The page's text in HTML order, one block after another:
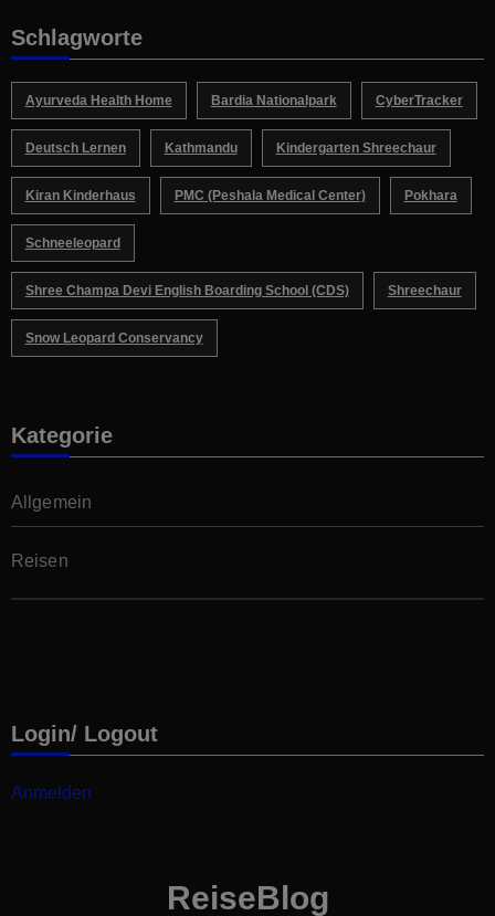
Schlagworte
Ayurveda Health Home Bardia Nationalpark CyberTracker
Deutsch Lernen Kathmandu Kindergarten Shreechaur
Kiran Kinderhaus PMC (Peshala Medical Center) Pokhara
Schneeleopard
Shree Champa Devi English Boarding School (CDS) Shreechaur
Snow Leopard Conservancy
Kategorie
Allgemein
Reisen
Login/ Logout
Anmelden
ReiseBlog